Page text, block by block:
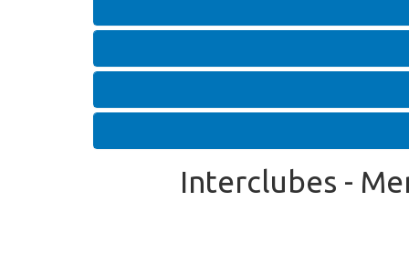
Interclubes -